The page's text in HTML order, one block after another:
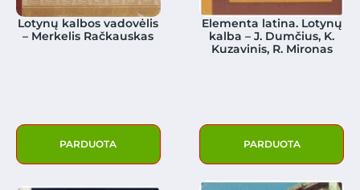
Lotynų kalbos vadovėlis
– Merkelis Račkauskas
PARDUOTA
Elementa latina. Lotynų
kalba – J. Dumčius, K.
Kuzavinis, R. Mironas
PARDUOTA